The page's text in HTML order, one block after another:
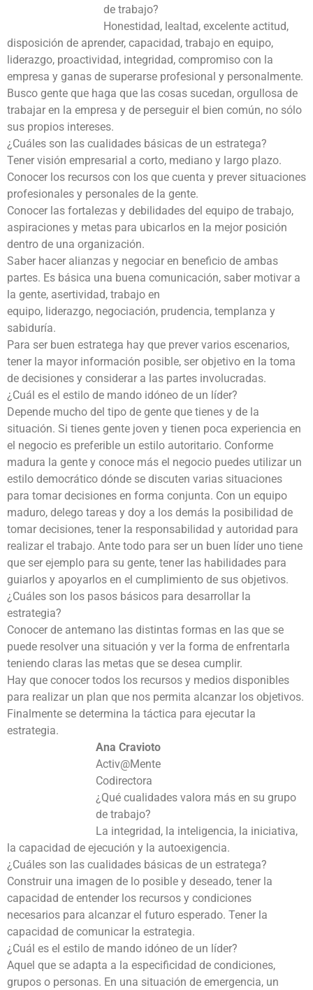
de trabajo?
Honestidad, lealtad, excelente actitud,
disposición de aprender, capacidad, trabajo en equipo,
liderazgo, proactividad, integridad, compromiso con la
empresa y ganas de superarse profesional y personalmente.
Busco gente que haga que las cosas sucedan, orgullosa de
trabajar en la empresa y de perseguir el bien común, no sólo
sus propios intereses.
¿Cuáles son las cualidades básicas de un estratega?
Tener visión empresarial a corto, mediano y largo plazo.
Conocer los recursos con los que cuenta y prever situaciones
profesionales y personales de la gente.
Conocer las fortalezas y debilidades del equipo de trabajo,
aspiraciones y metas para ubicarlos en la mejor posición
dentro de una organización.
Saber hacer alianzas y negociar en beneficio de ambas
partes. Es básica una buena comunicación, saber motivar a
la gente, asertividad, trabajo en
equipo, liderazgo, negociación, prudencia, templanza y
sabiduría.
Para ser buen estratega hay que prever varios escenarios,
tener la mayor información posible, ser objetivo en la toma
de decisiones y considerar a las partes involucradas.
¿Cuál es el estilo de mando idóneo de un líder?
Depende mucho del tipo de gente que tienes y de la
situación. Si tienes gente joven y tienen poca experiencia en
el negocio es preferible un estilo autoritario. Conforme
madura la gente y conoce más el negocio puedes utilizar un
estilo democrático dónde se discuten varias situaciones
para tomar decisiones en forma conjunta. Con un equipo
maduro, delego tareas y doy a los demás la posibilidad de
tomar decisiones, tener la responsabilidad y autoridad para
realizar el trabajo. Ante todo para ser un buen líder uno tiene
que ser ejemplo para su gente, tener las habilidades para
guiarlos y apoyarlos en el cumplimiento de sus objetivos.
¿Cuáles son los pasos básicos para desarrollar la
estrategia?
Conocer de antemano las distintas formas en las que se
puede resolver una situación y ver la forma de enfrentarla
teniendo claras las metas que se desea cumplir.
Hay que conocer todos los recursos y medios disponibles
para realizar un plan que nos permita alcanzar los objetivos.
Finalmente se determina la táctica para ejecutar la
estrategia.
Ana Cravioto
Activ@Mente
Codirectora
¿Qué cualidades valora más en su grupo
de trabajo?
La integridad, la inteligencia, la iniciativa,
la capacidad de ejecución y la autoexigencia.
¿Cuáles son las cualidades básicas de un estratega?
Construir una imagen de lo posible y deseado, tener la
capacidad de entender los recursos y condiciones
necesarios para alcanzar el futuro esperado. Tener la
capacidad de comunicar la estrategia.
¿Cuál es el estilo de mando idóneo de un líder?
Aquel que se adapta a la especificidad de condiciones,
grupos o personas. En una situación de emergencia, un